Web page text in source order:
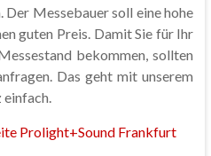
Messebauer soll eine hohe
guten Preis. Damit Sie für Ihr
bekommen, sollten
Das geht mit unserem
Prolight+Sound Frankfurt